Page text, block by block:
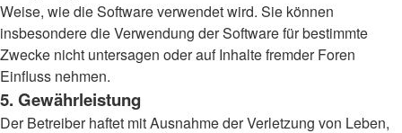
Weise, wie die Software verwendet wird. Sie können
insbesondere die Verwendung der Software für bestimmte
Zwecke nicht untersagen oder auf Inhalte fremder Foren
Einfluss nehmen.
5. Gewährleistung
Der Betreiber haftet mit Ausnahme der Verletzung von Leben,